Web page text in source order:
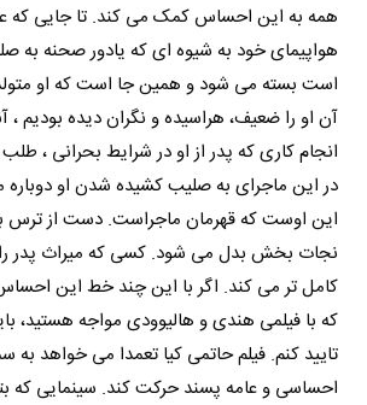
همه به این احساس کمک می کند. تا جایی که
هواپیمای خود به شیوه ای که یادور صحنه
است بسته می شود و همین جا است که او
آن او را ضعیف، هراسیده و نگران دیده بودیم ،
انجام کاری که پدر از او در شرایط بحرانی ،
در این ماجرای به صلیب کشیده شدن او دوباره
این اوست که قهرمان ماجراست. دست از ترس
نجات بخش بدل می شود. کسی که میراث پدر را
کامل تر می کند. اگر با این چند خط این
که با فیلمی هندی و هالیوودی مواجه هستید،
تایید کنم. فیلم حاتمی کیا تعمدا می خواهد
احساسی و عامه پسند حرکت کند. سینمایی که